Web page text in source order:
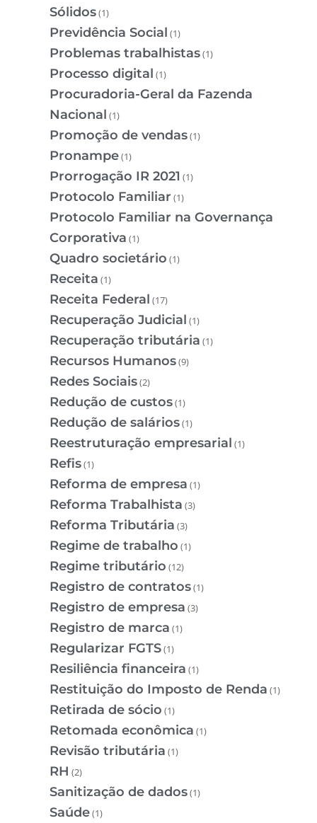
Sólidos(1)
Previdência Social (1)
Problemas trabalhistas(1)
Processo digital (1)
Procuradoria-Geral da Fazenda
Nacional (1)
Promoção de vendas(1)
Pronampe(1)
Prorrogação IR 2021 (1)
Protocolo Familiar (1)
Protocolo Familiar na Governança
Corporativa (1)
Quadro societário (1)
Receita (1)
Receita Federal (17)
Recuperação Judicial (1)
Recuperação tributária (1)
Recursos Humanos(9)
Redes Sociais(2)
Redução de custos(1)
Redução de salários(1)
Reestruturação empresarial (1)
Refis(1)
Reforma de empresa (1)
Reforma Trabalhista (3)
Reforma Tributária (3)
Regime de trabalho (1)
Regime tributário (12)
Registro de contratos(1)
Registro de empresa (3)
Registro de marca (1)
Regularizar FGTS(1)
Resiliência financeira (1)
Restituição do Imposto de Renda (1)
Retirada de sócio (1)
Retomada econômica (1)
Revisão tributária (1)
RH (2)
Sanitização de dados(1)
Saúde(1)